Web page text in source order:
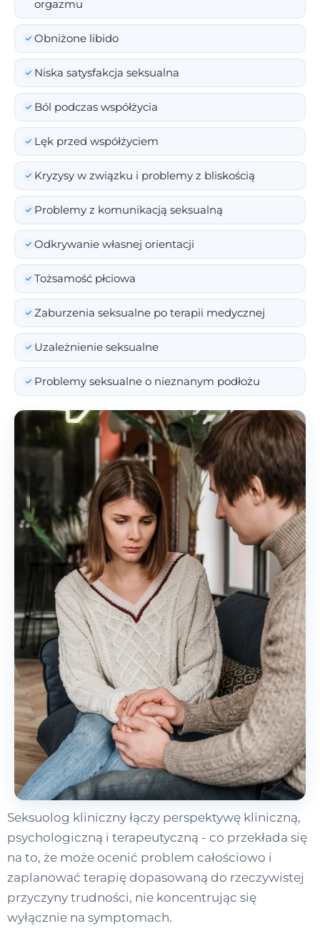
orgazmu
Obniżone libido
Niska satysfakcja seksualna
Ból podczas współżycia
Lęk przed współżyciem
Kryzysy w związku i problemy z bliskością
Problemy z komunikacją seksualną
Odkrywanie własnej orientacji
Tożsamość płciowa
Zaburzenia seksualne po terapii medycznej
Uzależnienie seksualne
Problemy seksualne o nieznanym podłożu
Seksuolog kliniczny łączy perspektywę kliniczną,
psychologiczną i terapeutyczną - co przekłada się
na to, że może ocenić problem całościowo i
zaplanować terapię dopasowaną do rzeczywistej
przyczyny trudności, nie koncentrując się
wyłącznie na symptomach.